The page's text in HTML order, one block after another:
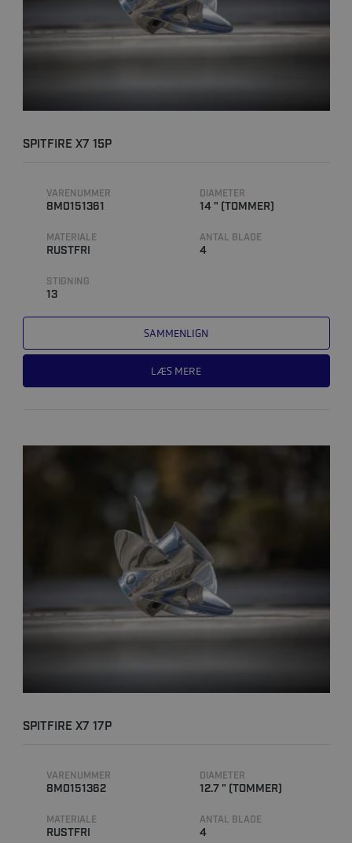
SPITFIRE X7 15P
VARENUMMER
8M0151361
DIAMETER
14 " (TOMMER)
MATERIALE
RUSTFRI
ANTAL BLADE
4
STIGNING
13
SAMMENLIGN
LÆS MERE
SPITFIRE X7 17P
VARENUMMER
8M0151362
DIAMETER
12.7 " (TOMMER)
MATERIALE
RUSTFRI
ANTAL BLADE
4